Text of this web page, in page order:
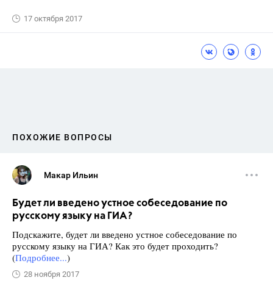
17 октября 2017
ПОХОЖИЕ ВОПРОСЫ
Макар Ильин
Будет ли введено устное собеседование по
русскому языку на ГИА?
Подскажите, будет ли введено устное собеседование по
русскому языку на ГИА? Как это будет проходить?
(Подробнее...)
28 ноября 2017